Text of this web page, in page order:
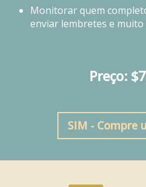
Monitorar quem
enviar lembretes e muito
Preço:
SIM - Compre